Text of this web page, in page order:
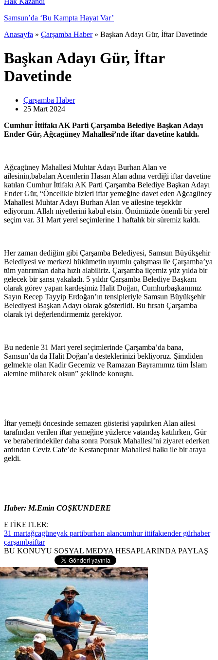
Anasayfa » Çarşamba Haber » Başkan Adayı Gür, İftar Davetinde
Başkan Adayı Gür, İftar
Davetinde
Çarşamba Haber
25 Mart 2024
Cumhur İttifakı AK Parti Çarşamba Belediye Başkan Adayı
Ender Gür, Ağcagüney Mahallesi’nde iftar davetine katıldı.
Ağcagüney Mahallesi Muhtar Adayı Burhan Alan ve
ailesinin,babaları Acemlerin Hasan Alan adına verdiği iftar davetine
katılan Cumhur İttifakı AK Parti Çarşamba Belediye Başkan Adayı
Ender Gür, “Öncelikle bizleri iftar yemeğine davet eden Ağcagüney
Mahallesi Muhtar Adayı Burhan Alan ve ailesine teşekkür
ediyorum. Allah niyetlerini kabul etsin. Önümüzde önemli bir yerel
seçim var. 31 Mart yerel seçimlerine 1 haftalık bir süremiz kaldı.
Her zaman dediğim gibi Çarşamba Belediyesi, Samsun Büyükşehir
Belediyesi ve merkezi hükümetin uyumlu çalışması ile Çarşamba’ya
tüm yatırımları daha hızlı alabiliriz. Çarşamba ilçemiz yüz yılda bir
gelecek bir şansı yakaladı. 5 yıldır Çarşamba Belediye Başkanı
olarak görev yapan kardeşimiz Halit Doğan, Cumhurbaşkanımız
Sayın Recep Tayyip Erdoğan’ın tensipleriyle Samsun Büyükşehir
Belediyesi Başkan Adayı olarak gösterildi. Bu fırsatı Çarşamba
olarak iyi değerlendirmemiz gerekiyor.
Bu nedenle 31 Mart yerel seçimlerinde Çarşamba’da bana,
Samsun’da da Halit Doğan’a desteklerinizi bekliyoruz. Şimdiden
gelmekte olan Kadir Gecemiz ve Ramazan Bayramımız tüm İslam
alemine mübarek olsun” şeklinde konuştu.
İftar yemeği öncesinde semazen gösterisi yapılırken Alan ailesi
tarafından verilen iftar yemeğine yüzlerce vatandaş katılırken, Gür
ve beraberindekiler daha sonra Porsuk Mahallesi’ni ziyaret ederken
ardından Ceviz Cafe’de Kestanepınar Mahallesi halkı ile bir araya
geldi.
Haber: M.Emin COŞKUNDERE
ETİKETLER:
31 martağcagüneyak partiburhan alancumhur ittifakıender gürhaber
çarşambaiftar
BU KONUYU SOSYAL MEDYA HESAPLARINDA PAYLAŞ